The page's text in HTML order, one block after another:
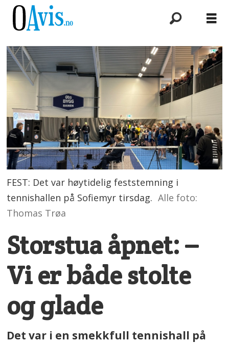
FEST: Det var høytidelig feststemning i
tennishallen på Sofiemyr tirsdag. Alle foto:
Thomas Trøa
Storstua åpnet: –
Vi er både stolte
og glade
Det var i en smekkfull tennishall på